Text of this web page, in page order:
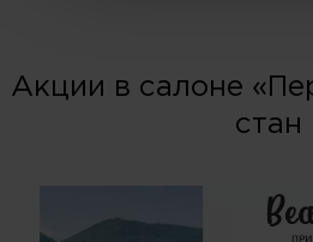
Акции в салоне
стан